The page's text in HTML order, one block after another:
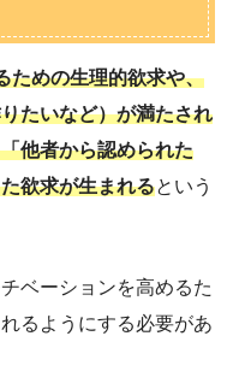
ための生理的欲求や、
たいなど）が満たされ
他者から認められた
欲求が生まれるという
ベーションを高めるた
るようにする必要があ